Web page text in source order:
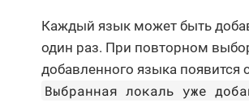
Каждый язык может быть
один раз. При повторном
добавленного языка появится
Выбранная локаль уже